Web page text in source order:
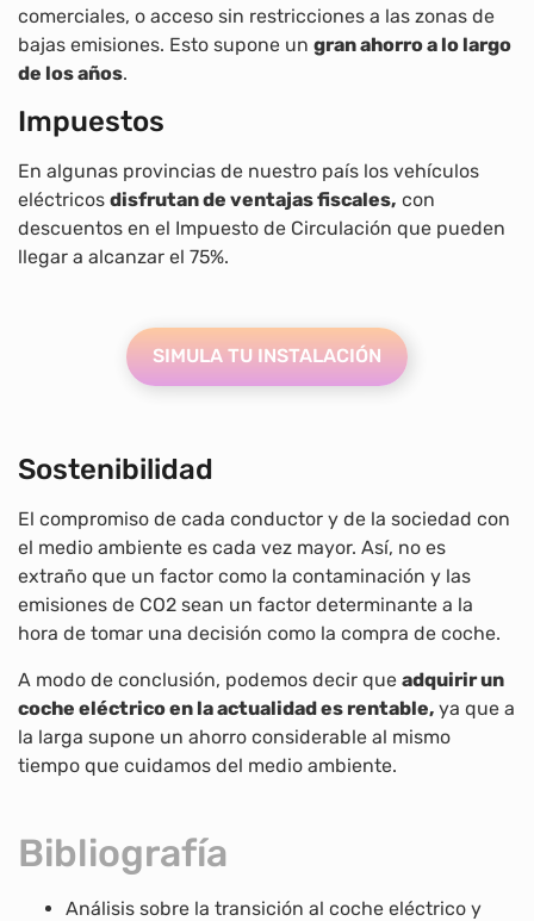
comerciales, o acceso sin restricciones a las zonas de
bajas emisiones. Esto supone un gran ahorro a lo largo
de los años.
Impuestos
En algunas provincias de nuestro país los vehículos
eléctricos disfrutan de ventajas fiscales, con
descuentos en el Impuesto de Circulación que pueden
llegar a alcanzar el 75%.
SIMULA TU INSTALACIÓN
Sostenibilidad
El compromiso de cada conductor y de la sociedad con
el medio ambiente es cada vez mayor. Así, no es
extraño que un factor como la contaminación y las
emisiones de CO2 sean un factor determinante a la
hora de tomar una decisión como la compra de coche.
A modo de conclusión, podemos decir que adquirir un
coche eléctrico en la actualidad es rentable, ya que a
la larga supone un ahorro considerable al mismo
tiempo que cuidamos del medio ambiente.
Bibliografía
Análisis sobre la transición al coche eléctrico y